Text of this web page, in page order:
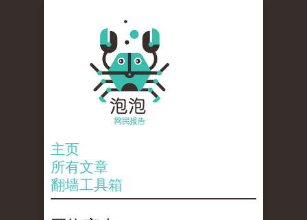
主页
所有文章
翻墙工具箱